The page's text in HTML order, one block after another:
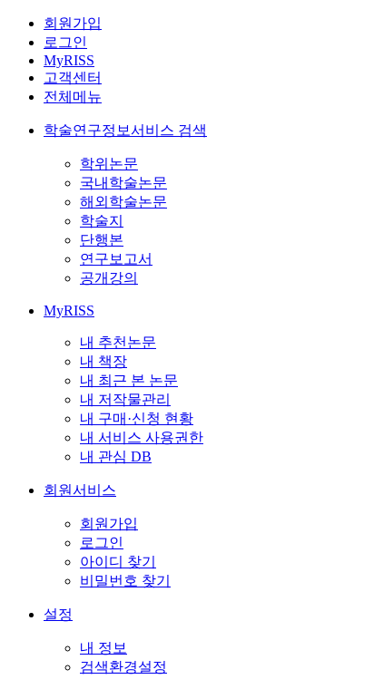
회원가입
로그인
MyRISS
고객센터
전체메뉴
학술연구정보서비스 검색
학위논문
국내학술논문
해외학술논문
학술지
단행본
연구보고서
공개강의
MyRISS
내 추천논문
내 책장
내 최근 본 논문
내 저작물관리
내 구매·신청 현황
내 서비스 사용권한
내 관심 DB
회원서비스
회원가입
로그인
아이디 찾기
비밀번호 찾기
설정
내 정보
검색환경설정